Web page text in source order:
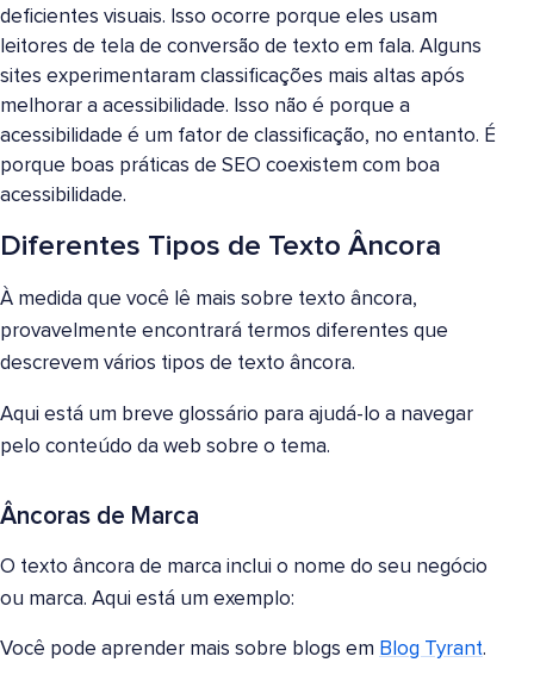
deficientes visuais. Isso ocorre porque eles usam
leitores de tela de conversão de texto em fala. Alguns
sites experimentaram classificações mais altas após
melhorar a acessibilidade. Isso não é porque a
acessibilidade é um fator de classificação, no entanto. É
porque boas práticas de SEO coexistem com boa
acessibilidade.
Diferentes Tipos de Texto Âncora
À medida que você lê mais sobre texto âncora,
provavelmente encontrará termos diferentes que
descrevem vários tipos de texto âncora.
Aqui está um breve glossário para ajudá-lo a navegar
pelo conteúdo da web sobre o tema.
Âncoras de Marca
O texto âncora de marca inclui o nome do seu negócio
ou marca. Aqui está um exemplo:
Você pode aprender mais sobre blogs em Blog Tyrant.